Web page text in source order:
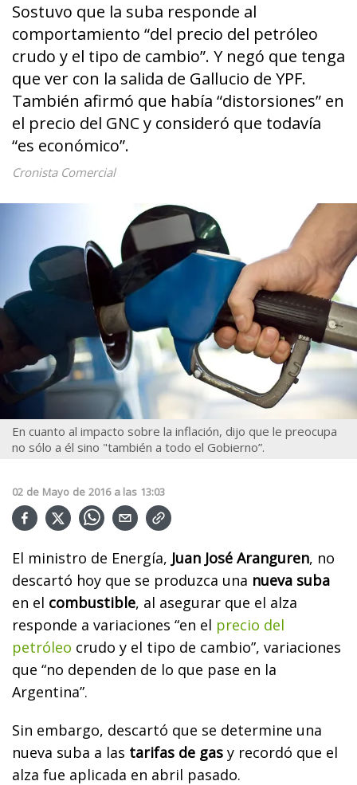
Sostuvo que la suba responde al
comportamiento “del precio del petróleo
crudo y el tipo de cambio”. Y negó que tenga
que ver con la salida de Gallucio de YPF.
También afirmó que había “distorsiones” en
el precio del GNC y consideró que todavía
“es económico”.
Cronista Comercial
En cuanto al impacto sobre la inflación, dijo que le preocupa
no sólo a él sino "también a todo el Gobierno”.
02 de Mayo de 2016 a las 13:03
El ministro de Energía, Juan José Aranguren, no
descartó hoy que se produzca una nueva suba
en el combustible, al asegurar que el alza
responde a variaciones “en el precio del
petróleo crudo y el tipo de cambio”, variaciones
que “no dependen de lo que pase en la
Argentina”.
Sin embargo, descartó que se determine una
nueva suba a las tarifas de gas y recordó que el
alza fue aplicada en abril pasado.